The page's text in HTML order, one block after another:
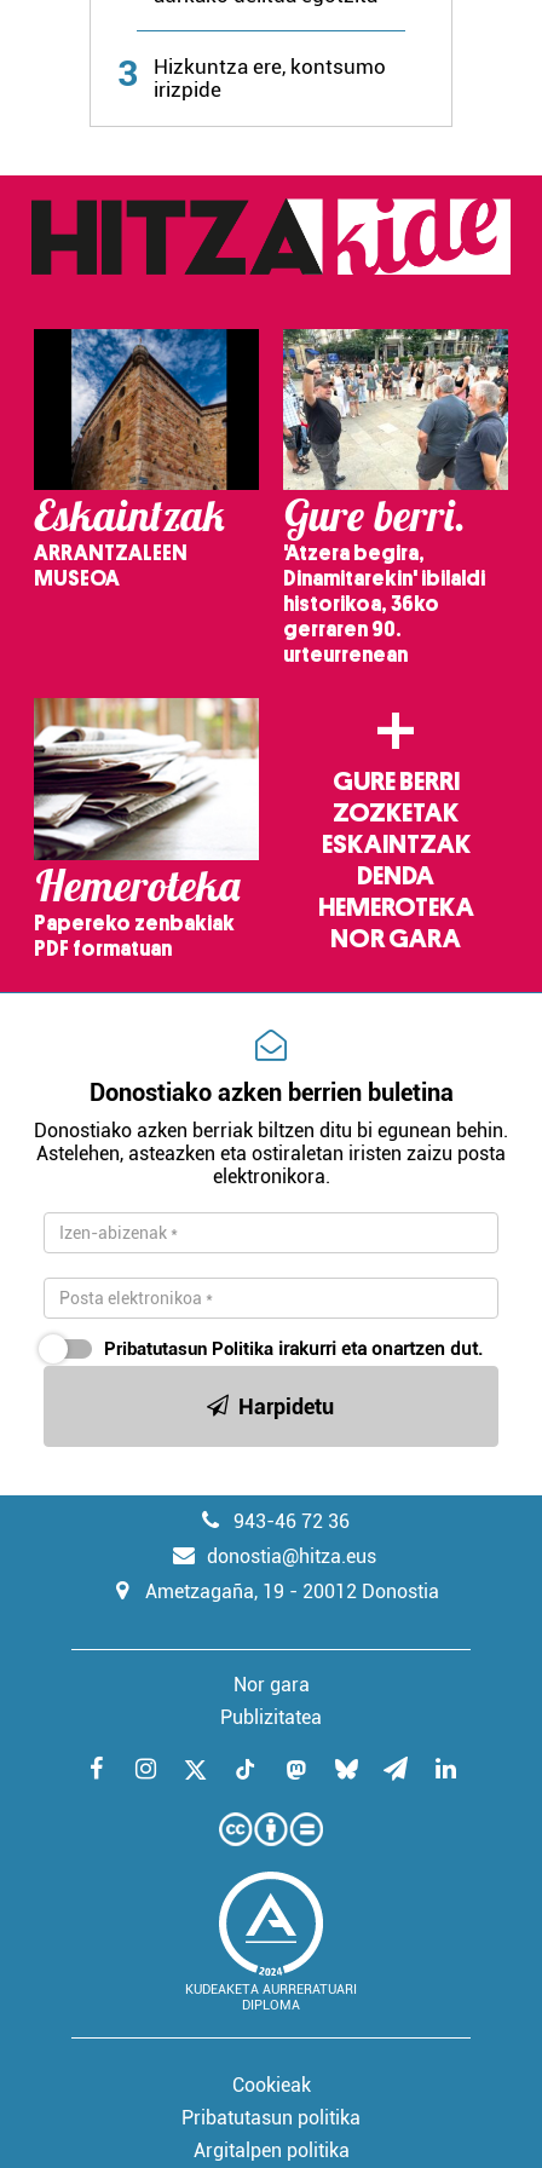
Webgune honek cookie propioak eta hirugarrenen cookie-
erabiltzeko baimen esplizitua ematen diguzu.Gehiago
3
Hizkuntza ere, kontsumo
irizpide
Eskaintzak
ARRANTZALEEN
MUSEOA
Gure berri.
'Atzera begira,
Dinamitarekin' ibilaldi
historikoa, 36ko
gerraren 90.
urteurrenean
Hemeroteka
Papereko zenbakiak
PDF formatuan
+
GURE BERRI
ZOZKETAK
ESKAINTZAK
DENDA
HEMEROTEKA
NOR GARA
Donostiako azken berrien buletina
Donostiako azken berriak biltzen ditu bi egunean behin.
Astelehen, asteazken eta ostiraletan iristen zaizu posta
elektronikora.
Pribatutasun Politika irakurri eta onartzen dut.
Harpidetu
943-46 72 36
donostia@hitza.eus
Ametzagaña, 19 - 20012 Donostia
Nor gara
Publizitatea
KUDEAKETA AURRERATUARI
DIPLOMA
Cookieak
Pribatutasun politika
Argitalpen politika